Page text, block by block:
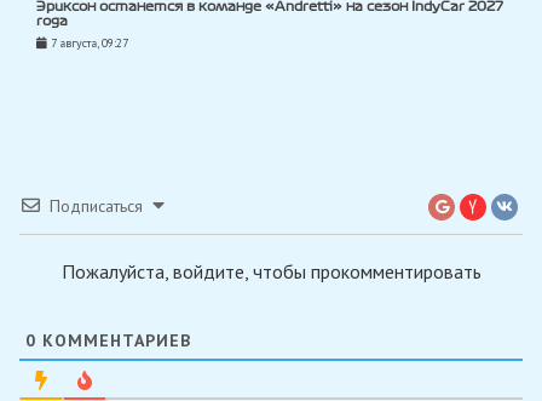
Эриксон останется в команде «Andretti» на сезон IndyCar 2027
года
7 августа, 09:27
Подписаться
Пожалуйста, войдите, чтобы прокомментировать
0 КОММЕНТАРИЕВ